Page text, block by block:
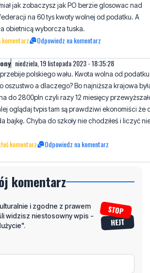
jak zobaczysz jak PO berzie glosowac nad
na 60 tys kwoty wolnej od podatku. A
obietnicą wyborcza tuska.
komentarz Odpowiedz na komentarz
niedziela, 19 listopada 2023 - 18:35:28
polskiego wału. Kwota wolna od podatku
oszustwo a dlaczego? Bo najniższa krajowa
do 2800pln czyli razy 12 miesięcy
oglądaj tvpis tam są prawdziwi ekonomiści że
bajkę. Chyba do szkoły nie chodziłeś i liczyć
komentarz Odpowiedz na komentarz
komentarz
i zgodne z prawem
widzisz niestosowny wpis -